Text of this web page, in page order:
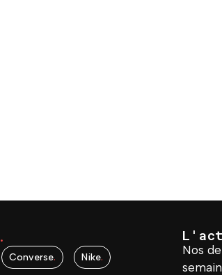
.
Converse. Nike.
Nos